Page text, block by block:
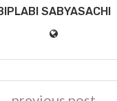
SABYASACHI